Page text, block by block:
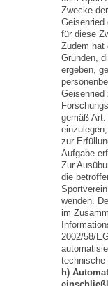
Zwecke
Geisenried
für diese
Zudem hat
Gründen,
ergeben,
Geisenried
gemäß
zur
Aufgabe
Zur
die
wenden.
im
2002/58/
technische
h)